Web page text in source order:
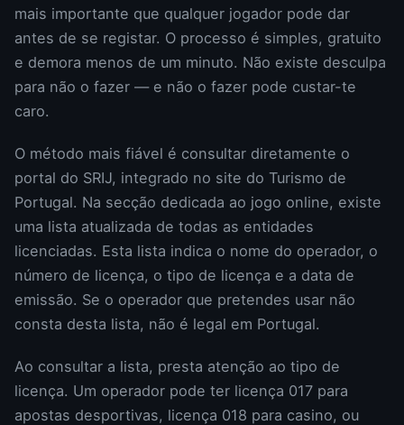
mais importante que qualquer jogador pode dar
antes de se registar. O processo é simples, gratuito
e demora menos de um minuto. Não existe desculpa
para não o fazer — e não o fazer pode custar-te
caro.
O método mais fiável é consultar diretamente o
portal do SRIJ, integrado no site do Turismo de
Portugal. Na secção dedicada ao jogo online, existe
uma lista atualizada de todas as entidades
licenciadas. Esta lista indica o nome do operador, o
número de licença, o tipo de licença e a data de
emissão. Se o operador que pretendes usar não
consta desta lista, não é legal em Portugal.
Ao consultar a lista, presta atenção ao tipo de
licença. Um operador pode ter licença 017 para
apostas desportivas, licença 018 para casino, ou